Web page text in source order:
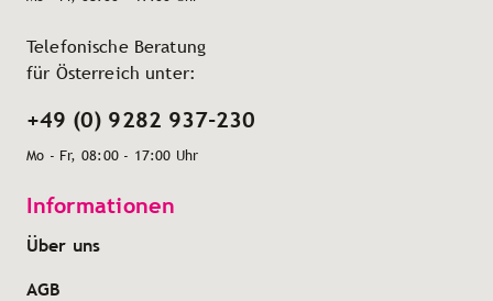
Telefonische Beratung
für Österreich unter:
+49 (0) 9282 937-230
Mo - Fr, 08:00 - 17:00 Uhr
Informationen
Über uns
AGB